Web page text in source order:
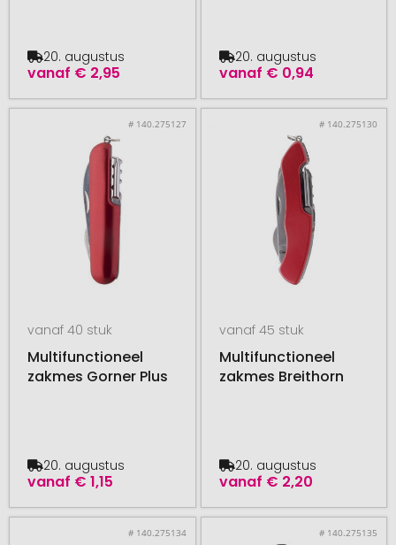
vanaf € 2,95
20. augustus
vanaf € 0,94
20. augustus
# 140.275127
vanaf 40 stuk
Multifunctioneel
zakmes Gorner Plus
vanaf € 1,15
20. augustus
# 140.275130
vanaf 45 stuk
Multifunctioneel
zakmes Breithorn
vanaf € 2,20
20. augustus
# 140.275134 # 140.275135